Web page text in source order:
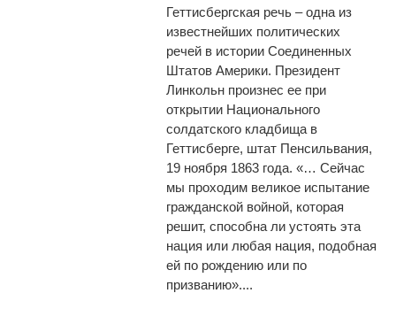
Геттисбергская речь – одна из
известнейших политических
речей в истории Соединенных
Штатов Америки. Президент
Линкольн произнес ее при
открытии Национального
солдатского кладбища в
Геттисберге, штат Пенсильвания,
19 ноября 1863 года. «… Сейчас
мы проходим великое испытание
гражданской войной, которая
решит, способна ли устоять эта
нация или любая нация, подобная
ей по рождению или по
призванию»....